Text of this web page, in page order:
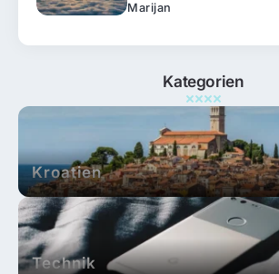
Marijan
Kategorien
Kroatien
Technik